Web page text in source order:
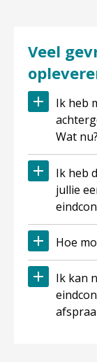
Veel gevraagd over Woning
Ik heb mijn woning niet netjes
Wat nu?
Ik heb de huur opgezegd en nu gaan
jullie
Hoe
Ik kan niet aanwezig zijn bij de voor- of